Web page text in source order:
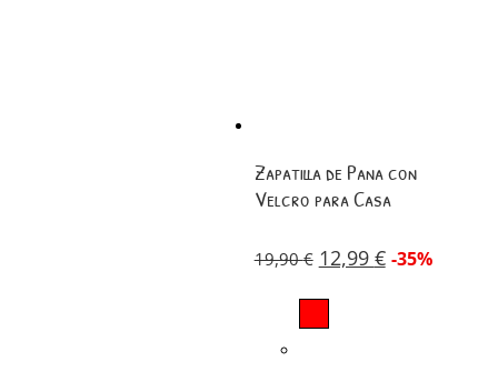
Zapatilla de Pana con
Velcro para Casa
19,90€ 12,99 € -35%